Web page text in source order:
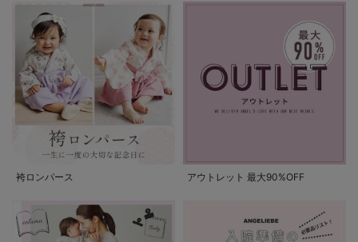
袴ロンパース アウトレット 最大90%OFF